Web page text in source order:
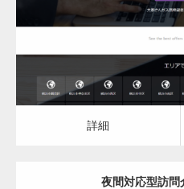
詳細 検索サイト
詳細
夜間対応型訪問